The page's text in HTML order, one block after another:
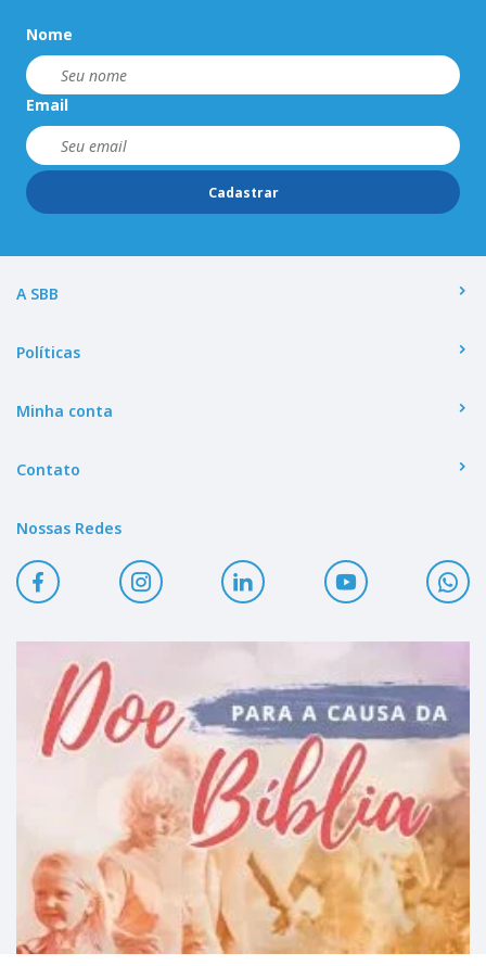
Nome
Email
Cadastrar
A SBB
Políticas
Minha conta
Contato
Nossas Redes